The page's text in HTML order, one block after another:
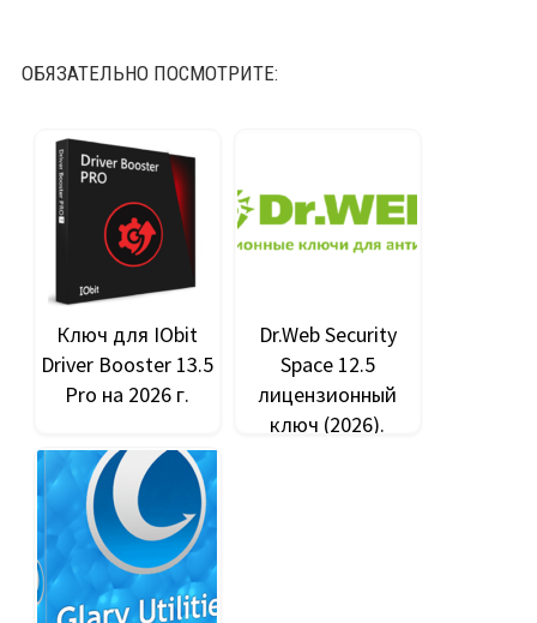
ОБЯЗАТЕЛЬНО ПОСМОТРИТЕ:
Ключ для IObit
Driver Booster 13.5
Pro на 2026 г.
Dr.Web Security
Space 12.5
лицензионный
ключ (2026).